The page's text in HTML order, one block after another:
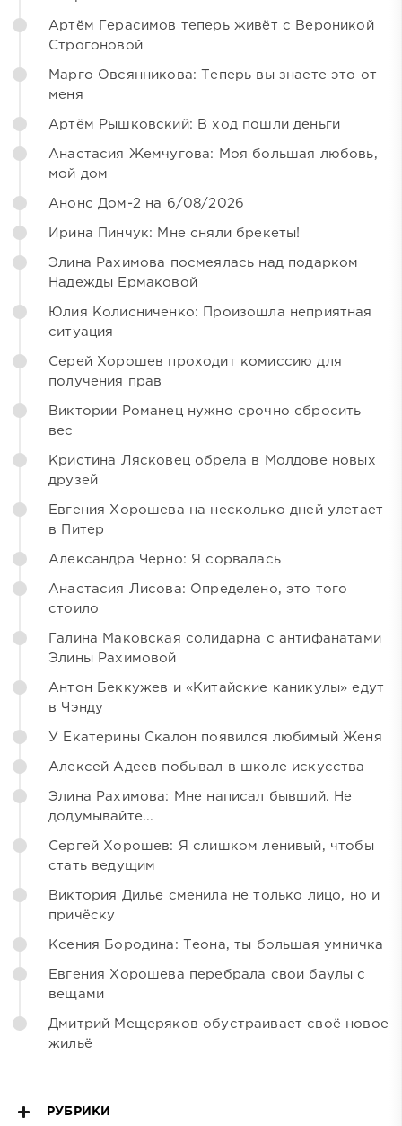
Артём Герасимов теперь живёт с Вероникой
Строгоновой
Марго Овсянникова: Теперь вы знаете это от
меня
Артём Рышковский: В ход пошли деньги
Анастасия Жемчугова: Моя большая любовь,
мой дом
Анонс Дом-2 на 6/08/2026
Ирина Пинчук: Мне сняли брекеты!
Элина Рахимова посмеялась над подарком
Надежды Ермаковой
Юлия Колисниченко: Произошла неприятная
ситуация
Серей Хорошев проходит комиссию для
получения прав
Виктории Романец нужно срочно сбросить
вес
Кристина Лясковец обрела в Молдове новых
друзей
Евгения Хорошева на несколько дней улетает
в Питер
Александра Черно: Я сорвалась
Анастасия Лисова: Определено, это того
стоило
Галина Маковская солидарна с антифанатами
Элины Рахимовой
Антон Беккужев и «Китайские каникулы» едут
в Чэнду
У Екатерины Скалон появился любимый Женя
Алексей Адеев побывал в школе искусства
Элина Рахимова: Мне написал бывший. Не
додумывайте...
Сергей Хорошев: Я слишком ленивый, чтобы
стать ведущим
Виктория Дилье сменила не только лицо, но и
причёску
Ксения Бородина: Теона, ты большая умничка
Евгения Хорошева перебрала свои баулы с
вещами
Дмитрий Мещеряков обустраивает своё новое
жильё
РУБРИКИ